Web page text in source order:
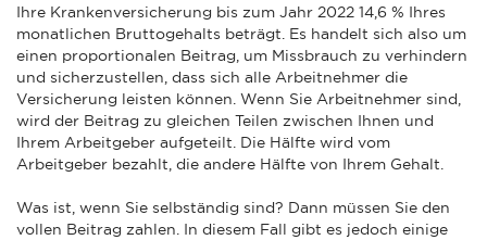
Ihre Krankenversicherung bis zum Jahr 2022 14,6 % Ihres
monatlichen Bruttogehalts beträgt. Es handelt sich also um
einen proportionalen Beitrag, um Missbrauch zu verhindern
und sicherzustellen, dass sich alle Arbeitnehmer die
Versicherung leisten können. Wenn Sie Arbeitnehmer sind,
wird der Beitrag zu gleichen Teilen zwischen Ihnen und
Ihrem Arbeitgeber aufgeteilt. Die Hälfte wird vom
Arbeitgeber bezahlt, die andere Hälfte von Ihrem Gehalt.
Was ist, wenn Sie selbständig sind? Dann müssen Sie den
vollen Beitrag zahlen. In diesem Fall gibt es jedoch einige